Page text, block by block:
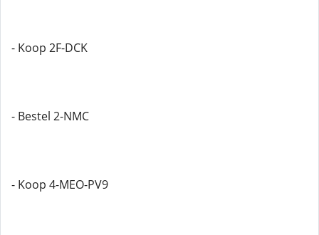
- Koop 2F-DCK
- Bestel 2-NMC
- Koop 4-MEO-PV9